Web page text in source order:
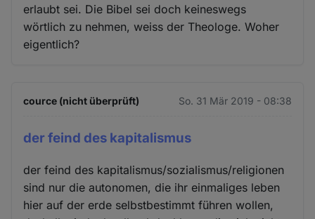
erlaubt sei. Die Bibel sei doch keineswegs
wörtlich zu nehmen, weiss der Theologe. Woher
eigentlich?
cource (nicht überprüft) So. 31 Mär 2019 - 08:38
der feind des kapitalismus
der feind des kapitalismus/sozialismus/religionen
sind nur die autonomen, die ihr einmaliges leben
hier auf der erde selbstbestimmt führen wollen,